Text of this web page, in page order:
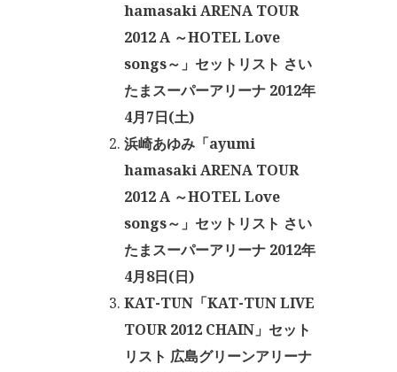
hamasaki ARENA TOUR
2012 A ～HOTEL Love
songs～」セットリスト さい
たまスーパーアリーナ 2012年
4月7日(土)
浜崎あゆみ「ayumi
hamasaki ARENA TOUR
2012 A ～HOTEL Love
songs～」セットリスト さい
たまスーパーアリーナ 2012年
4月8日(日)
KAT-TUN「KAT-TUN LIVE
TOUR 2012 CHAIN」セット
リスト 広島グリーンアリーナ